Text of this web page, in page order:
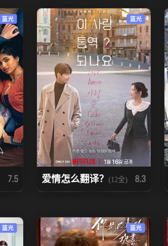
蓝光
7.5
蓝光
爱情怎么翻译？ (12全) 8.3
蓝光 蓝光